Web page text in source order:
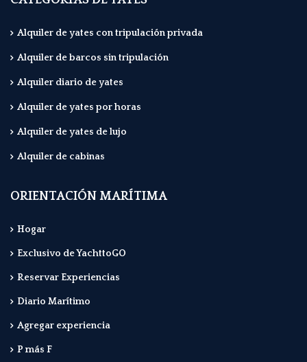
Alquiler de yates con tripulación privada
Alquiler de barcos sin tripulación
Alquiler diario de yates
Alquiler de yates por horas
Alquiler de yates de lujo
Alquiler de cabinas
ORIENTACIÓN MARÍTIMA
Hogar
Exclusivo de YachttoGO
Reservar Experiencias
Diario Marítimo
Agregar experiencia
P más F